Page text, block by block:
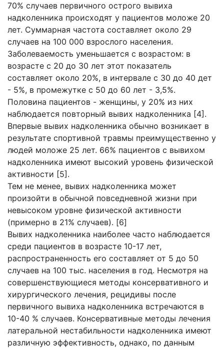
70% случаев первичного острого вывиха
надколенника происходят у пациентов моложе 20
лет. Суммарная частота составляет около 29
случаев на 100 000 взрослого населения.
Заболеваемость уменьшается с возрастом: в
возрасте с 20 до 30 лет этот показатель
составляет около 20%, в интервале с 30 до 40 дет
- 5%, в промежутке с 50 до 60 лет - 3,5%.
Половина пациентов - женщины, у 20% из них
наблюдается повторный вывих надколенника [4].
Впервые вывих надколенника обычно возникает в
результате спортивной травмы преимущественно у
людей моложе 25 лет. 66% пациентов с вывихом
надколенника имеют высокий уровень физической
активности [5].
Тем не менее, вывих надколенника может
произойти в обычной повседневной жизни при
невысоком уровне физической активности
(примерно в 21% случаев). [6]
Вывих надколенника наиболее часто наблюдается
среди пациентов в возрасте 10-17 лет,
распространенность его составляет от 5 до 50
случаев на 100 тыс. населения в год. Несмотря на
совершенствующиеся методы консервативного и
хирургического лечения, рецидивы после
первичного вывиха надколенника встречаются в
10-40 % случаев. Консервативные методы лечения
латеральной нестабильности надколенника имеют
различную эффективность, однако, по данным